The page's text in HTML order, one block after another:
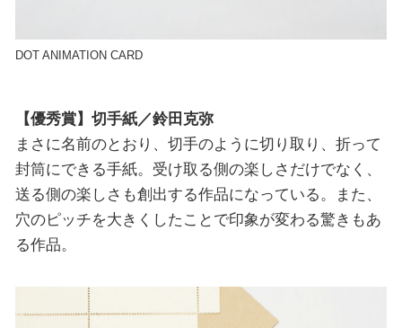
DOT ANIMATION CARD
【優秀賞】切手紙／鈴田克弥
まさに名前のとおり、切手のように切り取り、折って
封筒にできる手紙。受け取る側の楽しさだけでなく、
送る側の楽しさも創出する作品になっている。また、
穴のピッチを大きくしたことで印象が変わる驚きもあ
る作品。